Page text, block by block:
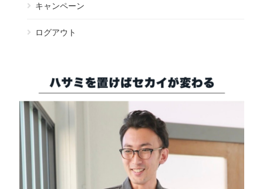
キャンペーン
ログアウト